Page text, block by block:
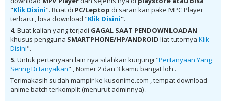
Indonesia sub indo, download Shokugeki no Souma: Shin no Sara BD
Batch Subtitle Indonesia batch google drive, download Shokugeki no
Souma: Shin no Sara BD Batch Subtitle Indonesia batch Mega ,
donwload Shokugeki no Souma: Shin no Sara BD Batch Subtitle
Indonesia MKV 480P , donwload Shokugeki no Souma: Shin no Sara BD
Batch Subtitle Indonesia MKV 720P , donwload Shokugeki no Souma:
Shin no Sara BD Batch Subtitle Indonesia , donwload Shokugeki no
Souma: Shin no Sara BD Batch Subtitle Indonesia anime batch,
donwload Shokugeki no Souma: Shin no Sara BD Batch Subtitle
Indonesia sub indo, donwload Shokugeki no Souma: Shin no Sara BD
Batch Subtitle Indonesia , donwload Shokugeki no Souma: Shin no
Sara BD Batch Subtitle Indonesia batch sub indo , download anime
Shokugeki no Souma: Shin no Sara BD Batch Subtitle Indonesia ,
"Klik Disini". Buat di PC/Leptop di saran kan pake MPC Player
terbaru , bisa download "Klik Disini".
4. Buat kalian yang terjadi GAGAL SAAT PENDOWNLOADAN
khusus pengguna SMARTPHONE/HP/ANDROID liat tutornya Klik
Disini".
5. Untuk pertanyaan lain nya silahkan kunjungi "Pertanyaan Yang
Sering Di tanyakan" , Nomer 2 dan 3 kamu bangat loh .
Terimakasih sudah mampir ke kusonime.com , tempat download
anime batch terkomplit (menurut adminnya) .